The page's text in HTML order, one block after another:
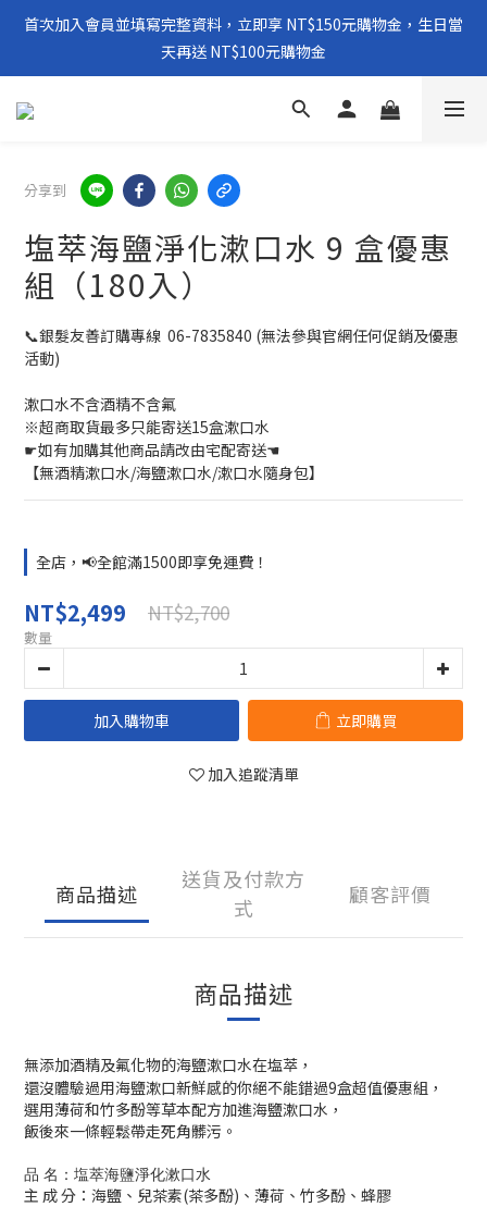
首次加入會員並填寫完整資料，立即享 NT$150元購物金，生日當
天再送 NT$100元購物金
分享到
塩萃海鹽淨化漱口水 9 盒優惠
組（180入）
📞銀髮友善訂購專線  06-7835840 (無法參與官網任何促銷及優惠
活動)
漱口水不含酒精不含氟
※超商取貨最多只能寄送15盒漱口水
☛如有加購其他商品請改由宅配寄送☚
【無酒精漱口水/海鹽漱口水/漱口水隨身包】
全店，📢全館滿1500即享免運費！
NT$2,499 NT$2,700
數量
加入購物車 立即購買
加入追蹤清單
商品描述
送貨及付款方
式
顧客評價
商品描述
無添加酒精及氟化物的海鹽漱口水在塩萃，
還沒體驗過用海鹽漱口新鮮感的你絕不能錯過9盒超值優惠組，
選用薄荷和竹多酚等草本配方加進海鹽漱口水，
飯後來一條輕鬆帶走死角髒污。
品 名：塩萃海鹽淨化漱口水
主 成 分：海鹽、兒茶素(茶多酚)、薄荷、竹多酚、蜂膠